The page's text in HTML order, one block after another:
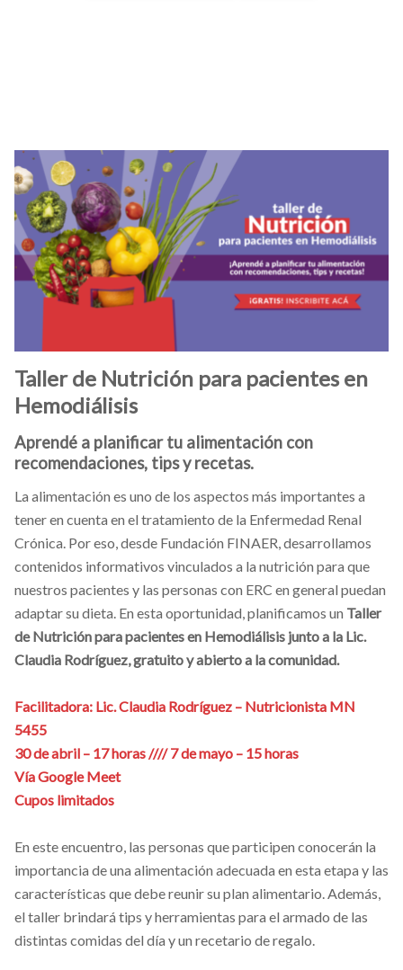
Taller de Nutrición para pacientes en
Hemodiálisis
Aprendé a planificar tu alimentación con
recomendaciones, tips y recetas.
La alimentación es uno de los aspectos más importantes a
tener en cuenta en el tratamiento de la Enfermedad Renal
Crónica. Por eso, desde Fundación FINAER, desarrollamos
contenidos informativos vinculados a la nutrición para que
nuestros pacientes y las personas con ERC en general puedan
adaptar su dieta. En esta oportunidad, planificamos un Taller
de Nutrición para pacientes en Hemodiálisis junto a la Lic.
Claudia Rodríguez, gratuito y abierto a la comunidad.
Facilitadora: Lic. Claudia Rodríguez – Nutricionista MN
5455
30 de abril – 17 horas //// 7 de mayo – 15 horas
Vía Google Meet
Cupos limitados
En este encuentro, las personas que participen conocerán la
importancia de una alimentación adecuada en esta etapa y las
características que debe reunir su plan alimentario. Además,
el taller brindará tips y herramientas para el armado de las
distintas comidas del día y un recetario de regalo.